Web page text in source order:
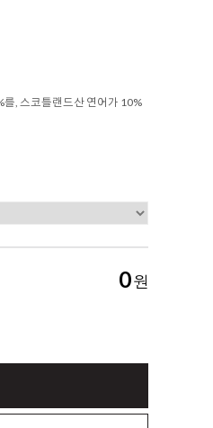
를, 스코틀랜드산 연어가 10%
0원